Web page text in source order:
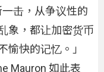
一击，从争议性的
象，都让加密货币
愉快的记忆。」
Mauron 如此表